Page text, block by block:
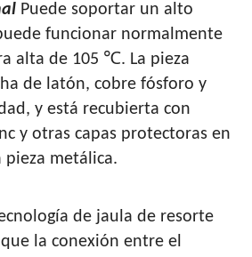
Puede soportar un alto
funcionar normalmente
alta de 105 ℃. La pieza
de latón, cobre fósforo y
y está recubierta con
y otras capas protectoras en
pieza metálica.
de jaula de resorte
la conexión entre el